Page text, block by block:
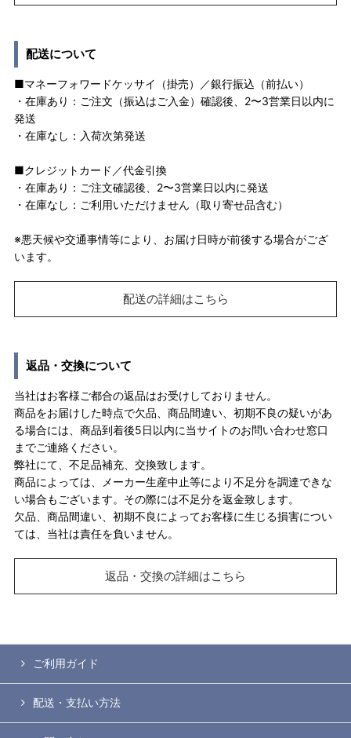
配送について
■マネーフォワードケッサイ（掛売）／銀行振込（前払い）
・在庫あり：ご注文（振込はご入金）確認後、2〜3営業日以内に
発送
・在庫なし：入荷次第発送
■クレジットカード／代金引換
・在庫あり：ご注文確認後、2〜3営業日以内に発送
・在庫なし：ご利用いただけません（取り寄せ品含む）
※悪天候や交通事情等により、お届け日時が前後する場合がござ
います。
配送の詳細はこちら
返品・交換について
当社はお客様ご都合の返品はお受けしておりません。
商品をお届けした時点で欠品、商品間違い、初期不良の疑いがあ
る場合には、商品到着後5日以内に当サイトのお問い合わせ窓口
までご連絡ください。
弊社にて、不足品補充、交換致します。
商品によっては、メーカー生産中止等により不足分を調達できな
い場合もございます。その際には不足分を返金致します。
欠品、商品間違い、初期不良によってお客様に生じる損害につい
ては、当社は責任を負いません。
返品・交換の詳細はこちら
ご利用ガイド
配送・支払い方法